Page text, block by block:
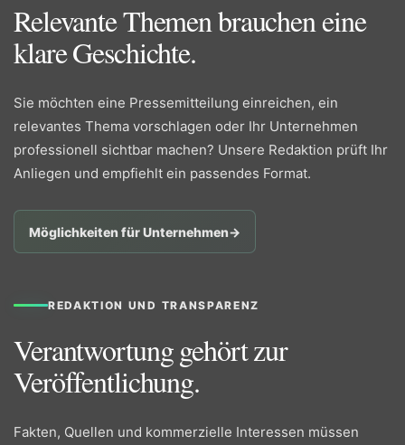
Relevante Themen brauchen eine
klare Geschichte.
Sie möchten eine Pressemitteilung einreichen, ein
relevantes Thema vorschlagen oder Ihr Unternehmen
professionell sichtbar machen? Unsere Redaktion prüft Ihr
Anliegen und empfiehlt ein passendes Format.
Möglichkeiten für Unternehmen→
REDAKTION UND TRANSPARENZ
Verantwortung gehört zur
Veröffentlichung.
Fakten, Quellen und kommerzielle Interessen müssen